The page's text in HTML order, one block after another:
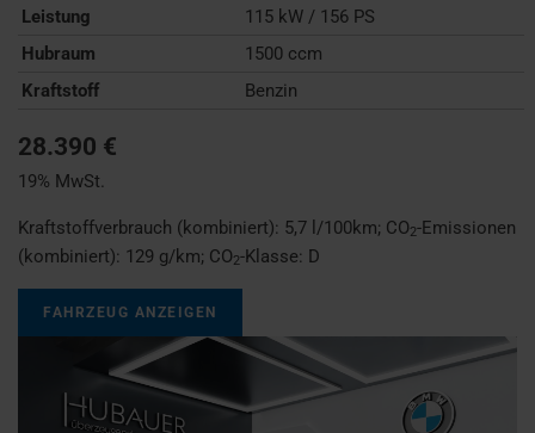
Leistung
115 kW / 156 PS
Hubraum
1500 ccm
Kraftstoff
Benzin
28.390 €
19% MwSt.
Kraftstoffverbrauch (kombiniert): 5,7 l/100km; CO2-Emissionen
(kombiniert): 129 g/km; CO2-Klasse: D
FAHRZEUG ANZEIGEN